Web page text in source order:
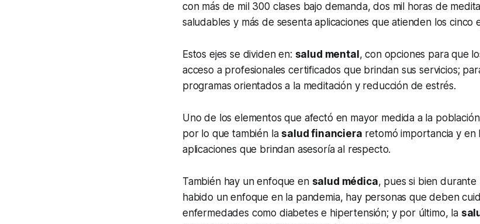
con más de mil 300 clases bajo demanda, dos mil horas de
saludables y más de sesenta aplicaciones que atienden los cinco
Estos ejes se dividen en: salud mental , con opciones para que
acceso a profesionales certificados que brindan sus servicios;
programas orientados a la meditación y reducción de estrés.
Uno de los elementos que afectó en mayor medida a la
por lo que también la salud financiera retomó importancia y en
aplicaciones que brindan asesoría al respecto.
También hay un enfoque en salud médica, pues si bien durante
habido un enfoque en la pandemia, hay personas que deben
enfermedades como diabetes e hipertensión; y por último, la